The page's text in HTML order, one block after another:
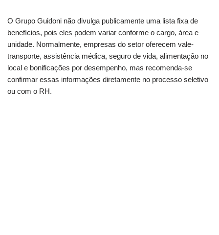
O Grupo Guidoni não divulga publicamente uma lista fixa de
benefícios, pois eles podem variar conforme o cargo, área e
unidade. Normalmente, empresas do setor oferecem vale-
transporte, assistência médica, seguro de vida, alimentação no
local e bonificações por desempenho, mas recomenda-se
confirmar essas informações diretamente no processo seletivo
ou com o RH.